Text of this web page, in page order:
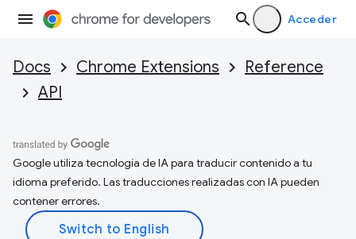
Acceder
Docs Chrome Extensions
Reference
API
Google utiliza tecnología de IA para traducir contenido a tu
idioma preferido. Las traducciones realizadas con IA pueden
contener errores.